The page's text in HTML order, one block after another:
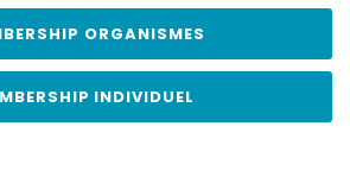
ORGANISMES
INDIVIDUEL